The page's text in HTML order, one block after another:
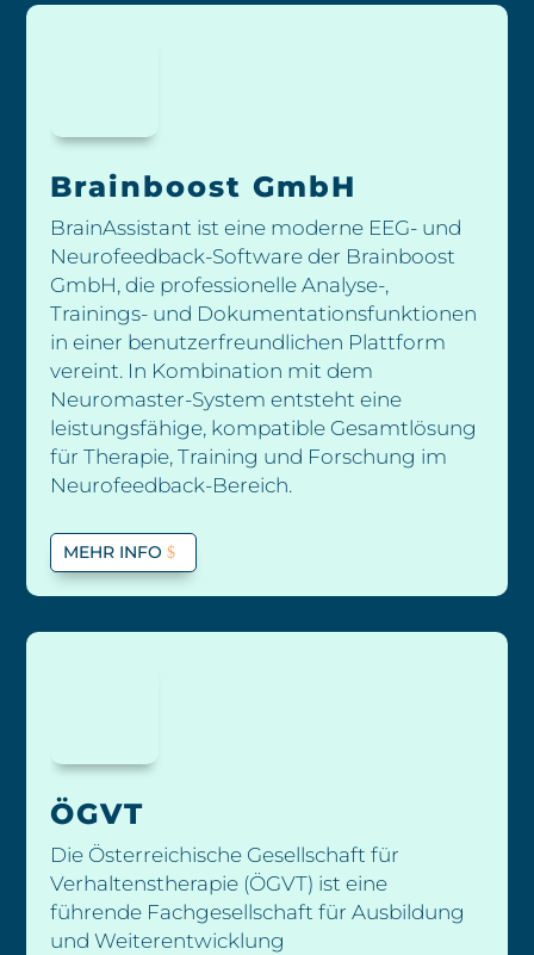
Brainboost GmbH
BrainAssistant ist eine moderne EEG- und
Neurofeedback-Software der Brainboost
GmbH, die professionelle Analyse-,
Trainings- und Dokumentationsfunktionen
in einer benutzerfreundlichen Plattform
vereint. In Kombination mit dem
Neuromaster-System entsteht eine
leistungsfähige, kompatible Gesamtlösung
für Therapie, Training und Forschung im
Neurofeedback-Bereich.
MEHR INFO
ÖGVT
Die Österreichische Gesellschaft für
Verhaltenstherapie (ÖGVT) ist eine
führende Fachgesellschaft für Ausbildung
und Weiterentwicklung